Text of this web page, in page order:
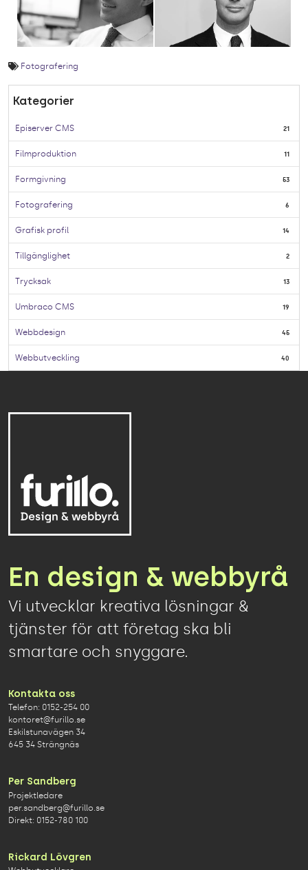
Fotografering
Kategorier
Episerver CMS 21
Filmproduktion 11
Formgivning 53
Fotografering 6
Grafisk profil 14
Tillgänglighet 2
Trycksak 13
Umbraco CMS 19
Webbdesign 45
Webbutveckling 40
En design & webbyrå
Vi utvecklar kreativa lösningar &
tjänster för att företag ska bli
smartare och snyggare.
Kontakta oss
Telefon: 0152-254 00
kontoret@furillo.se
Eskilstunavägen 34
645 34 Strängnäs
Per Sandberg
Projektledare
per.sandberg@furillo.se
Direkt: 0152-780 100
Rickard Lövgren